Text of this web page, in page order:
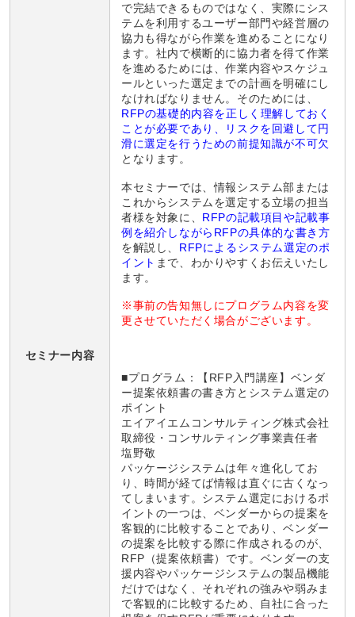
セミナー内容
で完結できるものではなく、実際にシス
テムを利用するユーザー部門や経営層の
協力も得ながら作業を進めることになり
ます。社内で横断的に協力者を得て作業
を進めるためには、作業内容やスケジュ
ールといった選定までの計画を明確にし
なければなりません。そのためには、
RFPの基礎的内容を正しく理解しておく
ことが必要であり、リスクを回避して円
滑に選定を行うための前提知識が不可欠
となります。
本セミナーでは、情報システム部または
これからシステムを選定する立場の担当
者様を対象に、 RFPの記載項目や記載事
例を紹介しながらRFPの具体的な書き方
を解説し、 RFPによるシステム選定のポ
イント まで、わかりやすくお伝えいたし
ます。
※事前の告知無しにプログラム内容を変
更させていただく場合がございます。
■プログラム：
【RFP入門講座】ベンダ
ー提案依頼書の書き方とシステム選定の
ポイント
エイアイエムコンサルティング株式会社
取締役・コンサルティング事業責任者
塩野敬
パッケージシステムは年々進化してお
り、時間が経てば情報は直ぐに古くなっ
てしまいます。システム選定におけるポ
イントの一つは、ベンダーからの提案を
客観的に比較することであり、ベンダー
の提案を比較する際に作成されるのが、
RFP（提案依頼書）です。ベンダーの支
援内容やパッケージシステムの製品機能
だけではなく、それぞれの強みや弱みま
で客観的に比較するため、自社に合った